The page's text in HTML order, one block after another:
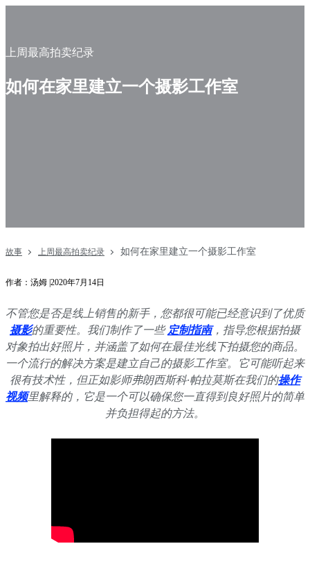
上周最高拍卖纪录
如何在家里建立一个摄影工作室
故事 上周最高拍卖纪录 如何在家里建立一个摄影工作室
作者：汤姆 |2020年7月14日
不管您是否是线上销售的新手，您都很可能已经意识到了优质
摄影的重要性。我们制作了一些 定制指南，指导您根据拍摄
对象拍出好照片，并涵盖了如何在最佳光线下拍摄您的商品。
一个流行的解决方案是建立自己的摄影工作室。它可能听起来
很有技术性，但正如影师弗朗西斯科·帕拉莫斯在我们的操作
视频里解释的，它是一个可以确保您一直得到良好照片的简单
并负担得起的方法。